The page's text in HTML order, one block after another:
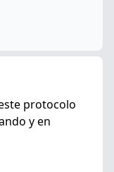
protocolo
y en